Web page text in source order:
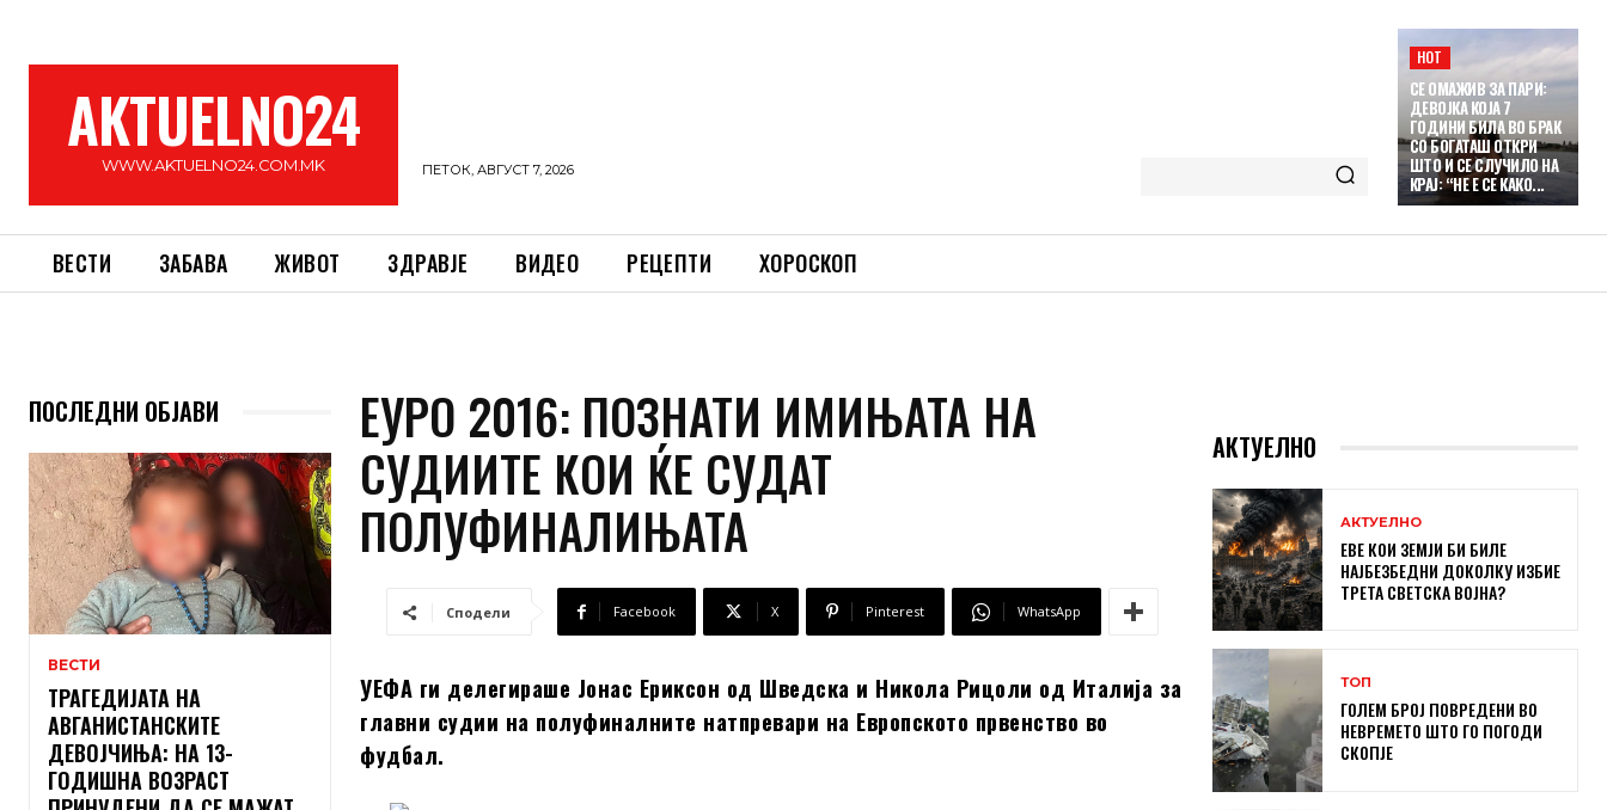
AKTUELNO24
WWW.AKTUELNO24.COM.MK ПЕТОК, АВГУСТ 7, 2026
HOT
СЕ ОМАЖИВ ЗА ПАРИ:
ДЕВОЈКА КОЈА 7
ГОДИНИ БИЛА ВО БРАК
СО БОГАТАШ ОТКРИ
ШТО И СЕ СЛУЧИЛО НА
КРАЈ: “НЕ Е СЕ КАКО...
ВЕСТИ ЗАБАВА ЖИВОТ ЗДРАВЈЕ ВИДЕО РЕЦЕПТИ ХОРОСКОП
ПОСЛЕДНИ ОБЈАВИ
ВЕСТИ
ТРАГЕДИЈАТА НА
АВГАНИСТАНСКИТЕ
ДЕВОЈЧИЊА: НА 13-
ГОДИШНА ВОЗРАСТ
ЕУРО 2016: ПОЗНАТИ ИМИЊАТА НА
СУДИИТЕ КОИ ЌЕ СУДАТ
ПОЛУФИНАЛИЊАТА
Сподели Facebook X Pinterest WhatsApp
УЕФА ги делегираше Јонас Ериксон од Шведска и Никола Рицоли од Италија за
главни судии на полуфиналните натпревари на Европското првенство во
фудбал.
АКТУЕЛНО
АКТУЕЛНО
ЕВЕ КОИ ЗЕМЈИ БИ БИЛЕ
НАЈБЕЗБЕДНИ ДОКОЛКУ ИЗБИЕ
ТРЕТА СВЕТСКА ВОЈНА?
ТОП
ГОЛЕМ БРОЈ ПОВРЕДЕНИ ВО
НЕВРЕМЕТО ШТО ГО ПОГОДИ
СКОПЈЕ